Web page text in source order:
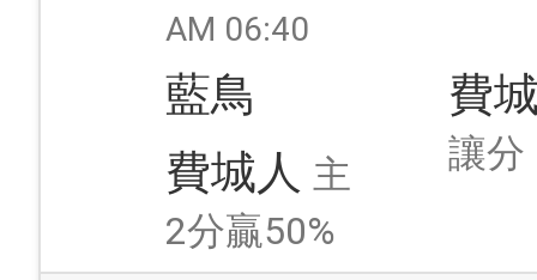
AM 06:40
藍鳥
費城人 主
2分贏50%
費
讓分